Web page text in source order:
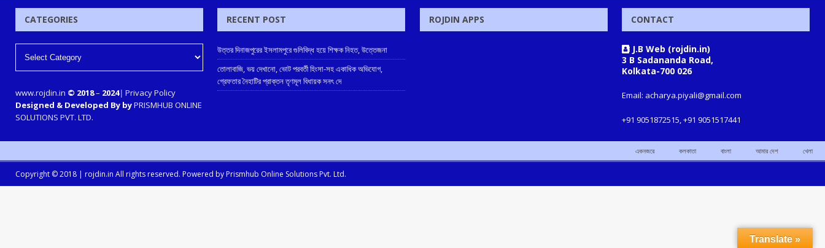
CATEGORIES
www.rojdin.in © 2018– 2024| Privacy Policy
Designed & Developed By byPRISMHUB ONLINE
SOLUTIONS PVT. LTD.
RECENT POST
উত্তর দিনাজপুরের ইসলামপুরে গুলিবিদ্ধ হয়ে শিক্ষক নিহত, উত্তেজনা
তোলাবাজি, ভয় দেখানো, ভোট পরবর্তী হিংসা-সহ একাধিক অভিযোগ,
গ্রেফতার নৈহাটির প্রাক্তন তৃণমূল বিধায়ক সনৎ দে
ROJDIN APPS CONTACT
J.B Web (rojdin.in)
3 B Sadananda Road,
Kolkata-700 026
Email: acharya.piyali@gmail.com
+91 9051872515, +91 9051517441
একনজরে কলকাতা বাংলা আমার দেশ খেলা
Copyright © 2018 | rojdin.in All rights reserved. Powered by Prismhub Online Solutions Pvt. Ltd.
Translate »